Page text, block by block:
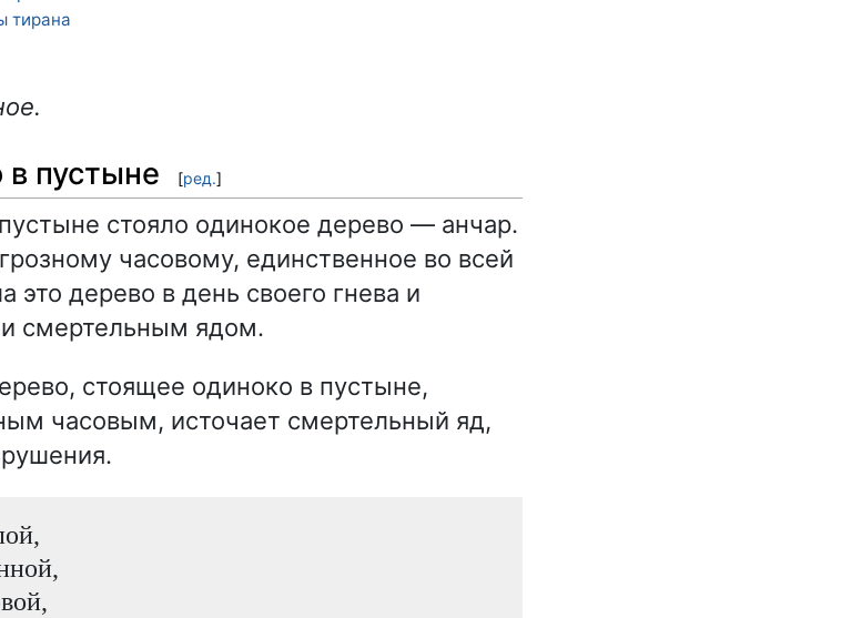
тирана
пустыне [ред.]
стояло одинокое дерево — анчар.
часовому, единственное во всей
это дерево в день своего гнева и
смертельным ядом.
стоящее одиноко в пустыне,
часовым, источает смертельный яд,